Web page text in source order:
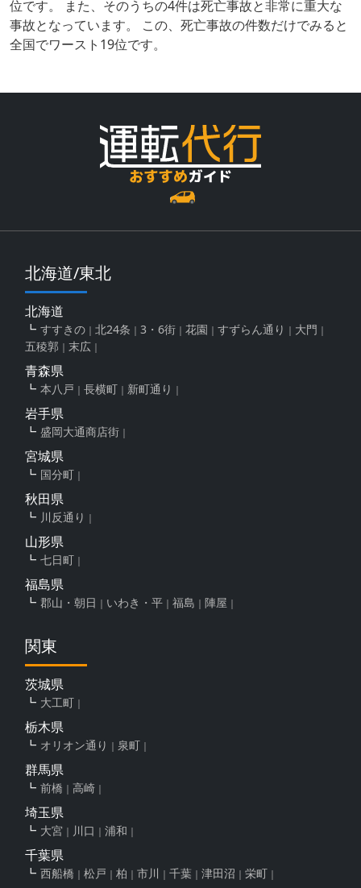
位です。 また、そのうちの4件は死亡事故と非常に重大な
事故となっています。 この、死亡事故の件数だけでみると
全国でワースト19位です。
北海道/東北
北海道
すすきの 北24条 3・6街 花園 すずらん通り
大門
五稜郭
末広
青森県
本八戸 長横町 新町通り
岩手県
盛岡大通商店街
宮城県
国分町
秋田県
川反通り
山形県
七日町
福島県
郡山・朝日 いわき・平 福島 陣屋
関東
茨城県
大工町
栃木県
オリオン通り 泉町
群馬県
前橋 高崎
埼玉県
大宮 川口 浦和
千葉県
西船橋 松戸 柏 市川 千葉 津田沼 栄町